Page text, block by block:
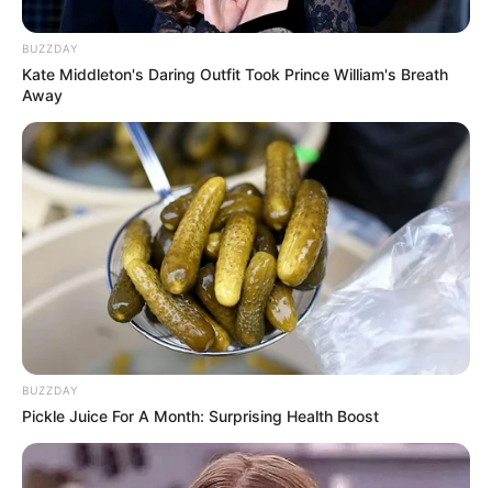
BUZZDAY
Kate Middleton's Daring Outfit Took Prince William's Breath
Away
BUZZDAY
Pickle Juice For A Month: Surprising Health Boost